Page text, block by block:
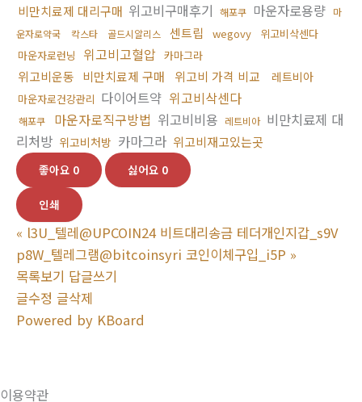
비만치료제 대리구매 위고비구매후기 해포쿠 마운자로용량 마
운자로약국
칵스타 골드시알리스 센트립 wegovy
위고비삭센다
마운자로런닝
위고비고혈압 카마그라
위고비운동 비만치료제 구매 위고비 가격 비교 레트비아
마운자로건강관리 다이어트약 위고비삭센다
해포쿠 마운자로직구방법 위고비비용 레트비아 비만치료제 대
리처방 위고비처방 카마그라 위고비재고있는곳
좋아요 0 싫어요 0
인쇄
« l3U_텔레@UPCOIN24 비트대리송금 테더개인지갑_s9V
p8W_텔레그램@bitcoinsyri 코인이체구입_i5P »
목록보기 답글쓰기
글수정 글삭제
Powered by KBoard
이용약관